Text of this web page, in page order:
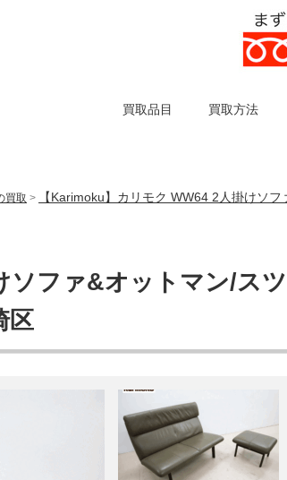
買取品目 買取方法
買取 >
【Karimoku】カリモク WW64 2人掛けソ
ソファ&オットマン/スツ
区